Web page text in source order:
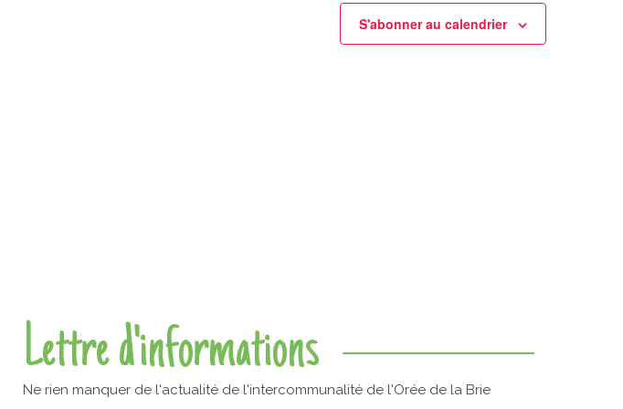
S'abonner au calendrier
Lettre d'informations
Ne rien manquer de l'actualité de l'intercommunalité de l'Orée de la Brie